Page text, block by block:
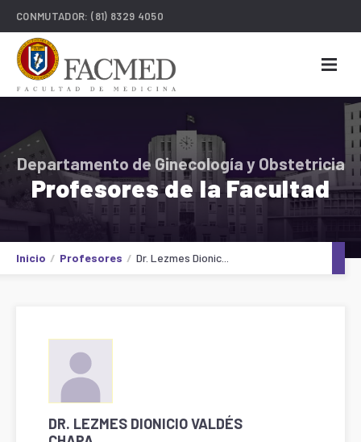
CONMUTADOR:(81) 8329 4050
Departamento de Ginecología y Obstetricia
Profesores de la Facultad
Inicio Profesores Dr. Lezmes Dionic...
DR. LEZMES DIONICIO VALDÉS